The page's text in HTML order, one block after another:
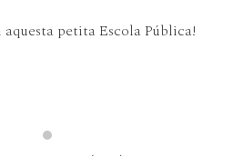
petita Escola Pública!